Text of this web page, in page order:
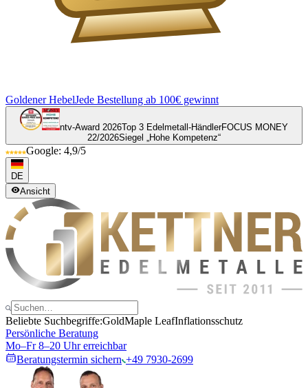
Goldener HebelJede Bestellung ab 100€ gewinnt
ntv-Award 2026Top 3 Edelmetall-HändlerFOCUS MONEY
22/2026Siegel „Hohe Kompetenz“
Google: 4,9/5
DE
Ansicht
Beliebte Suchbegriffe:GoldMaple LeafInflationsschutz
Persönliche Beratung
Mo–Fr 8–20 Uhr erreichbar
Beratungstermin sichern +49 7930-2699